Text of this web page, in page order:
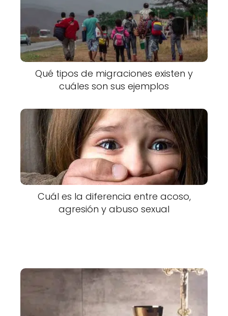
Qué tipos de migraciones existen y
cuáles son sus ejemplos
Cuál es la diferencia entre acoso,
agresión y abuso sexual